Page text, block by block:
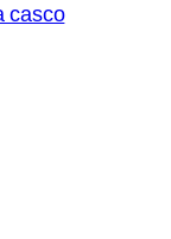
casco